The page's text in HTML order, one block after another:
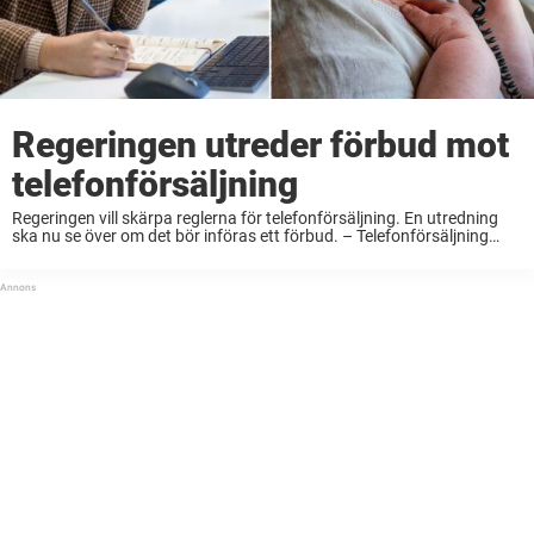
Regeringen utreder förbud mot
telefonförsäljning
Regeringen vill skärpa reglerna för telefonförsäljning. En utredning
ska nu se över om det bör införas ett förbud. – Telefonförsäljning